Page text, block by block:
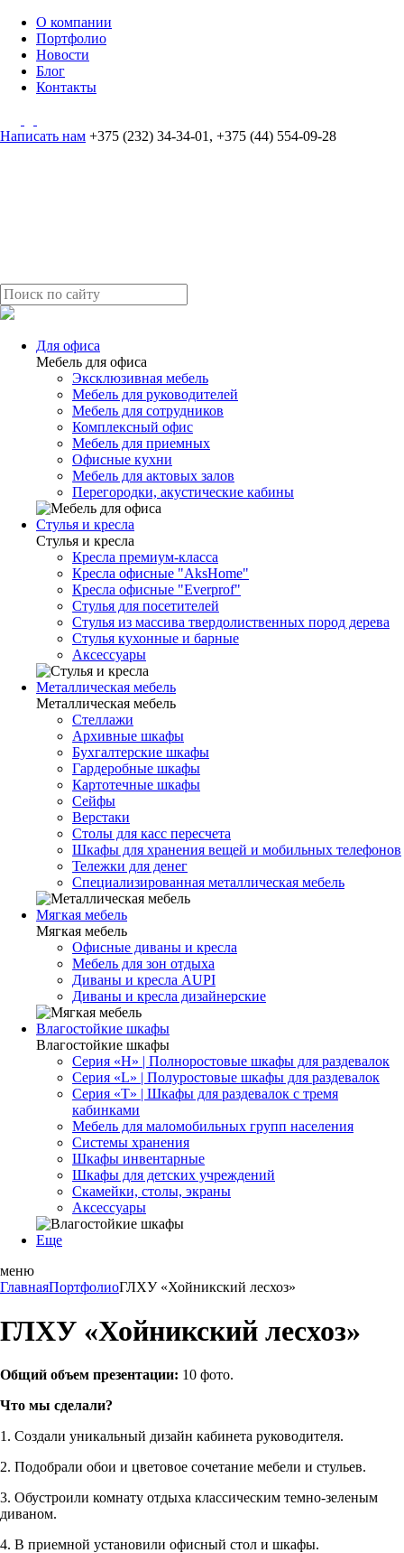
О компании
Портфолио
Новости
Блог
Контакты
Написать нам +375 (232) 34-34-01 , +375 (44) 554-09-28
Для офиса
Мебель для офиса
Эксклюзивная мебель
Мебель для руководителей
Мебель для сотрудников
Комплексный офис
Мебель для приемных
Офисные кухни
Мебель для актовых залов
Перегородки, акустические кабины
Стулья и кресла
Стулья и кресла
Кресла премиум-класса
Кресла офисные "AksHome"
Кресла офисные "Everprof"
Стулья для посетителей
Стулья из массива твердолиственных пород дерева
Стулья кухонные и барные
Аксессуары
Металлическая мебель
Металлическая мебель
Стеллажи
Архивные шкафы
Бухгалтерские шкафы
Гардеробные шкафы
Картотечные шкафы
Сейфы
Верстаки
Столы для касс пересчета
Шкафы для хранения вещей и мобильных телефонов
Тележки для денег
Специализированная металлическая мебель
Мягкая мебель
Мягкая мебель
Офисные диваны и кресла
Мебель для зон отдыха
Диваны и кресла AUPI
Диваны и кресла дизайнерские
Влагостойкие шкафы
Влагостойкие шкафы
Серия «H» | Полноростовые шкафы для раздевалок
Серия «L» | Полуростовые шкафы для раздевалок
Серия «T» | Шкафы для раздевалок с тремя
кабинками
Мебель для маломобильных групп населения
Системы хранения
Шкафы инвентарные
Шкафы для детских учреждений
Скамейки, столы, экраны
Аксессуары
Еще
меню
ГлавнаяПортфолиоГЛХУ «Хойникский лесхоз»
ГЛХУ «Хойникский лесхоз»
Общий объем презентации: 10 фото.
Что мы сделали?
1. Создали уникальный дизайн кабинета руководителя.
2. Подобрали обои и цветовое сочетание мебели и стульев.
3. Обустроили комнату отдыха классическим темно-зеленым
диваном.
4. В приемной установили офисный стол и шкафы.